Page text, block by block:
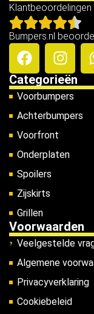
Klantbeoordelingen
Bumpers.nl
Categorieën
Voorbumpers
Achterbumpers
Voorfront
Onderplaten
Spoilers
Zijskirts
Grillen
Voorwaarden
Veelgestelde
Algemene
Privacyverklaring
Cookiebeleid